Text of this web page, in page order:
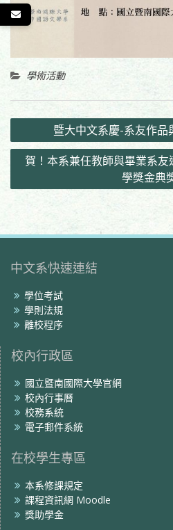
學術活動
文
章
覽
暨大中文系慶-系友作品
賀！本系兼任教師與畢業系
學獎金典
中文系快速連結
學位考試
學則法規
離校程序
校內行政區
國立暨南國際大學官網
校內行事曆
校務系統
電子郵件系統
在校學生專區
本系修課規定
課程資訊網 Moodle
獎助學金